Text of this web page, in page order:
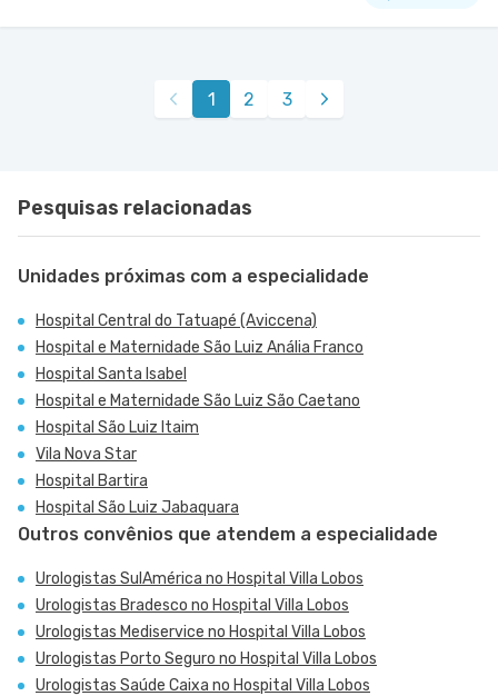
Centro Médico Central do Tatuapé - Unidade
Avenida Alvaro Ramos nr. 896 6º Andar - Quarta
Centro Médico São Luiz Anália Franco - Unidade
Rua Antonio Camardo nr. 856 - Tatuape, Sao
1 2 3
Pesquisas relacionadas
Unidades próximas com a especialidade
Hospital Central do Tatuapé (Aviccena)
Hospital e Maternidade São Luiz Anália Franco
Hospital Santa Isabel
Hospital e Maternidade São Luiz São Caetano
Hospital São Luiz Itaim
Vila Nova Star
Hospital Bartira
Hospital São Luiz Jabaquara
Outros convênios que atendem a especialidade
Urologistas SulAmérica no Hospital Villa Lobos
Urologistas Bradesco no Hospital Villa Lobos
Urologistas Mediservice no Hospital Villa Lobos
Urologistas Porto Seguro no Hospital Villa Lobos
Urologistas Saúde Caixa no Hospital Villa Lobos